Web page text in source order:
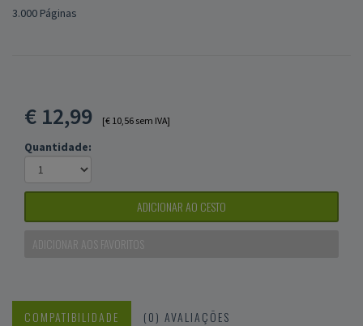
3.000 Páginas
€ 12,99 [€ 10,56 sem IVA]
Quantidade:
ADICIONAR AO CESTO
ADICIONAR AOS FAVORITOS
COMPATIBILIDADE
(0) AVALIAÇÕES